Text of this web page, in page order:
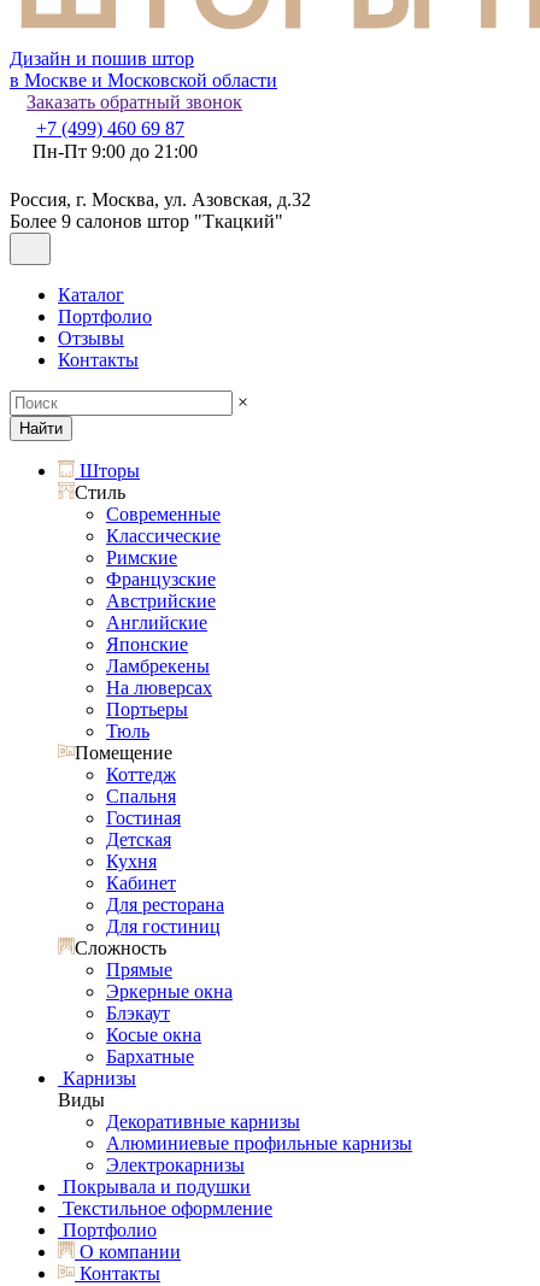
Дизайн и пошив штор
в Москве и Московской области
Заказать обратный звонок
+7 (499) 460 69 87
Пн-Пт 9:00 до 21:00
Россия, г. Москва, ул. Азовская, д.32
Более 9 салонов штор "Ткацкий"
Каталог
Портфолио
Отзывы
Контакты
×
Найти
Шторы
Стиль
Современные
Классические
Римские
Французские
Австрийские
Английские
Японские
Ламбрекены
На люверсах
Портьеры
Тюль
Помещение
Коттедж
Спальня
Гостиная
Детская
Кухня
Кабинет
Для ресторана
Для гостиниц
Сложность
Прямые
Эркерные окна
Блэкаут
Косые окна
Бархатные
Карнизы
Виды
Декоративные карнизы
Алюминиевые профильные карнизы
Электрокарнизы
Покрывала и подушки
Текстильное оформление
Портфолио
О компании
Контакты